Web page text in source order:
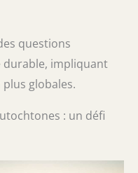
questions
impliquant
globales.
: un défi